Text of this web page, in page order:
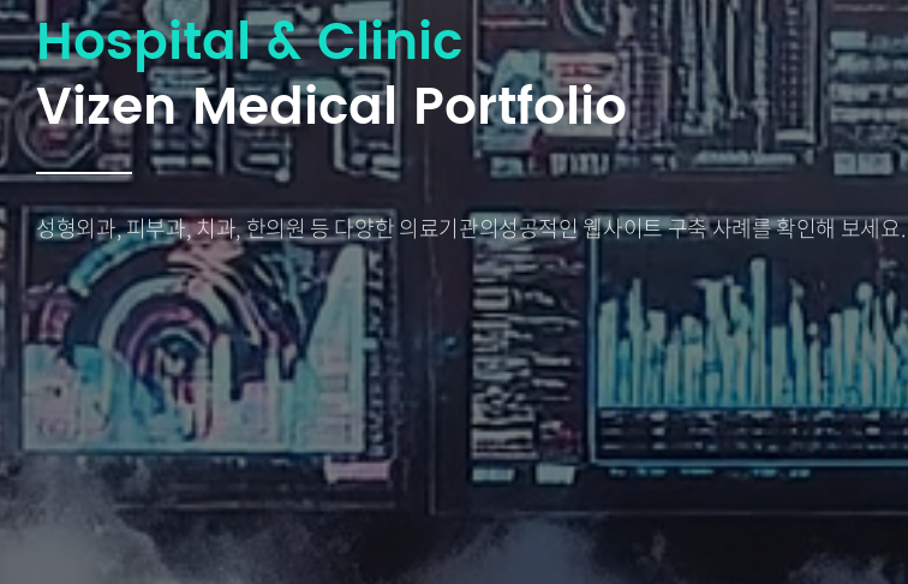
Hospital & Clinic
Vizen Medical Portfolio
성형외과, 피부과, 치과, 한의원 등 다양한 의료기관의성공적인 웹사이트 구축 사례를 확인해 보세요.